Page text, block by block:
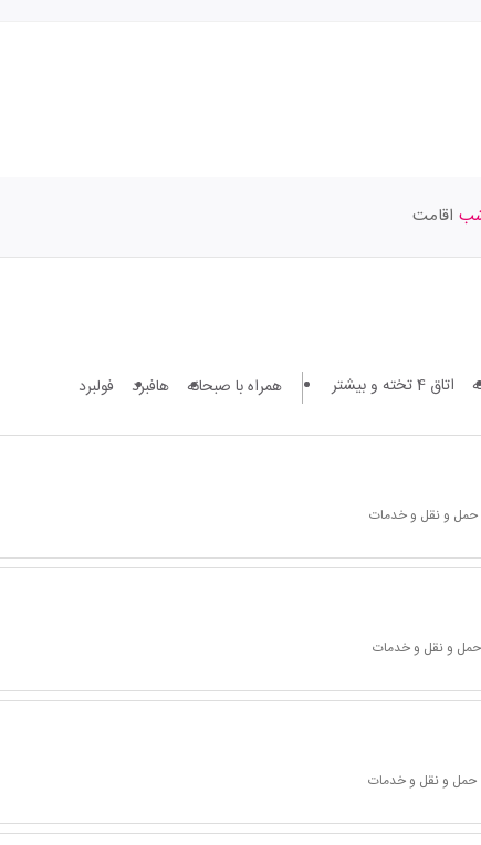
اقامت
اتاق 4 تخته و بیشتر همراه با صبحانه هافبرد فولبرد
حمل و نقل و خدمات
حمل و نقل و خدمات
حمل و نقل و خدمات